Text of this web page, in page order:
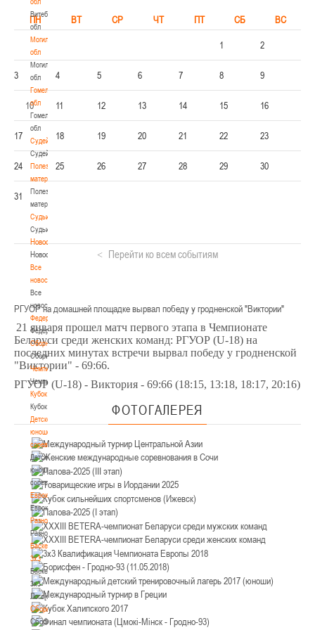
Витебская
обл
Могилевская
обл
Могилевская
обл
Гомельская
обл
Гомельская
обл
Судейство
Судейство
Полезные
материалы
Полезные
материалы
Судьи
Судьи
Новости
Новости
Все
новости
Все
новости
Федерация
Федерация
Сборные
Сборные
Чемпионат
Чемпионат
Кубок
Кубок
Детско-
юношеские
соревнования
Детско-
юношеские
соревнования
Еврокубки
Еврокубки
Разное
Разное
Баскетбол
3х3
Баскетбол
3х3
Лого[modid=121]
Сборные
Сборные
ПН ВТ СР ЧТ ПТ СБ ВС
1 2
3 4 5 6 7 8 9
10 11 12 13 14 15 16
17 18 19 20 21 22 23
24 25 26 27 28 29 30
31
Перейти ко всем событиям
РГУОР на домашней площадке вырвал победу у гродненской "Виктории"
21 января прошел матч первого этапа в Чемпионате
Беларуси среди женских команд: РГУОР (U-18) на
последних минутах встречи вырвал победу у гродненской
"Виктории" - 69:66.
РГУОР (U-18) - Виктория - 69:66 (18:15, 13:18, 18:17, 20:16)
ФОТОГАЛЕРЕЯ